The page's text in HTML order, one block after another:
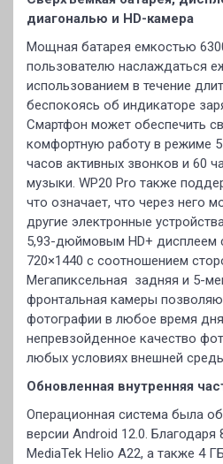
диагональю и HD-камера
Мощная батарея емкостью
пользователю наслаждаться
использованием в течение
беспокоясь об индикаторе
Смартфон может обеспечить
комфортную работу в режиме
часов активных звонков и 60
музыки. WP20 Pro также
что означает, что через него
другие электронные
5,93-дюймовым HD+ дисплеем
720×1440 с соотношением
Мегапиксельная задняя и 5-
фронтальная камеры
фотографии в любое время
непревзойденное качество
любых условиях внешней
Обновленная внутренняя
Операционная система была
версии Android 12.0.
MediaTek Helio A22, а также 4